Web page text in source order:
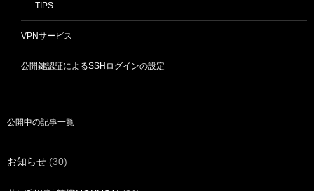
TIPS
VPNサービス
公開鍵認証によるSSHログインの設定
公開中の記事一覧
お知らせ (30)